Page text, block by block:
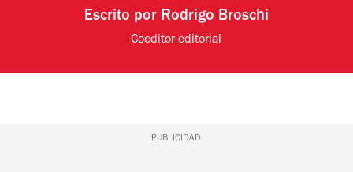
Escrito por Rodrigo Broschi
Coeditor editorial
PUBLICIDAD